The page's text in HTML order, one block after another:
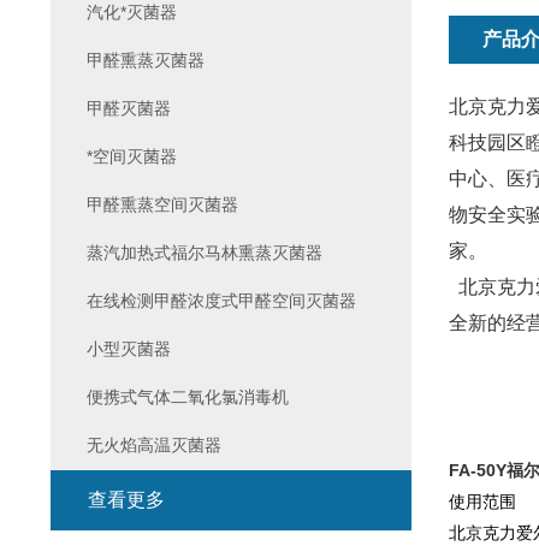
产品
北京克力
科技园区
中心、
医
物安全实
家。
北京克
全新的经
FA-50Y福
使用范围
北京克力爱
汽化*灭菌器
甲醛熏蒸灭菌器
甲醛灭菌器
*空间灭菌器
甲醛熏蒸空间灭菌器
蒸汽加热式福尔马林熏蒸灭菌器
在线检测甲醛浓度式甲醛空间灭菌器
小型灭菌器
便携式气体二氧化氯消毒机
无火焰高温灭菌器
查看更多